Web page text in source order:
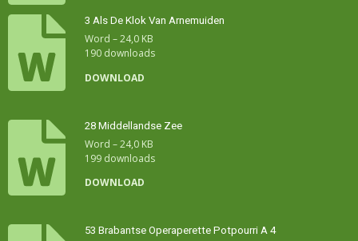
3 Als De Klok Van Arnemuiden
Word – 24,0 KB
190 downloads
DOWNLOAD
28 Middellandse Zee
Word – 24,0 KB
199 downloads
DOWNLOAD
53 Brabantse Operaperette Potpourri A 4